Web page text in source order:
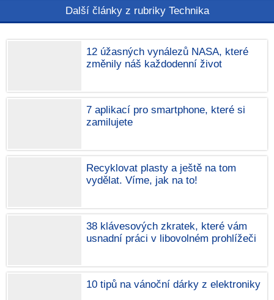
Další články z rubriky Technika
12 úžasných vynálezů NASA, které
změnily náš každodenní život
7 aplikací pro smartphone, které si
zamilujete
Recyklovat plasty a ještě na tom
vydělat. Víme, jak na to!
38 klávesových zkratek, které vám
usnadní práci v libovolném prohlížeči
10 tipů na vánoční dárky z elektroniky